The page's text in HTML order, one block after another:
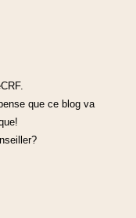
que ce blog va